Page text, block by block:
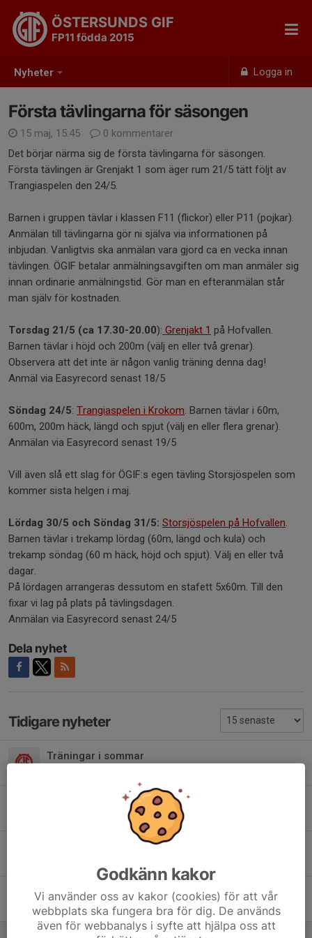
Nyheter Logga in
ÖSTERSUNDS GIF
FP11 födda 2015
Första tävlingarna för säsongen
15 maj, 15:45
0 kommentarer
Det börjar närma sig de första tävlingarna för säsongen.
Första tävlingen är Grenjakt 1 som äger rum 21/5 tätt följt av
Trangiaspelen den 24/5.
Barnen i gruppen tävlar i klassen F11 (flickor) eller P11 (pojkar).
Anmälan till tävlingarna gör ni själva via informationen på
inbjudan. Vanligtvis ska anmälan vara gjord ca en vecka innan
tävlingen. ÖGIF betalar anmälningsavgiften om man anmäler sig
innan ordinarie anmälningstid. Gör man en efteranmälan står
man själv för kostnaden.
Torsdag 21/5 (ca 17.30-20.00): Grenjakt 1 på Hofvallen.
Barnen tävlar i höjd och 200m (välj en eller två grenar).
Observera att det inte är någon vanlig träning denna dag!
Anmäl via Easyrecord senast 18/5
Söndag 24/5: Trangiaspelen i Krokom. Barnen tävlar i 60m,
600m, 200m häck, längd och spjut (välj en eller flera grenar).
Anmälan via Easyrecord senast 19/5
Vill även slå ett slag för ÖGIF:s egen tävling Storsjöspelen som
kommer sista helgen i maj.
Lördag 30/5 och Söndag 31/5: Storsjöspelen på Hofvallen.
Barnen tävlar i trekamp lördag (60m, längd och kula) och
trekamp söndag (60 m häck, höjd och spjut). Välj en eller två
dagar.
På lördagen arrangeras dessutom en stafett 5x60m. Till den
fixar vi lag på plats på tävlingsdagen.
Anmälan via Easyrecord senast 24/5
Dela nyhet
Tidigare nyheter
Träningar i sommar
Inför Storsjöspelen
0
Dags för anmälan till Storsjöspelen
Sundsvallsspelen 2026, 6-7/6
18 maj, 08:19 0
Godkänn kakor
Vi använder oss av kakor (cookies) för att vår
webbplats ska fungera bra för dig. De används
även för webbanalys i syfte att hjälpa oss att